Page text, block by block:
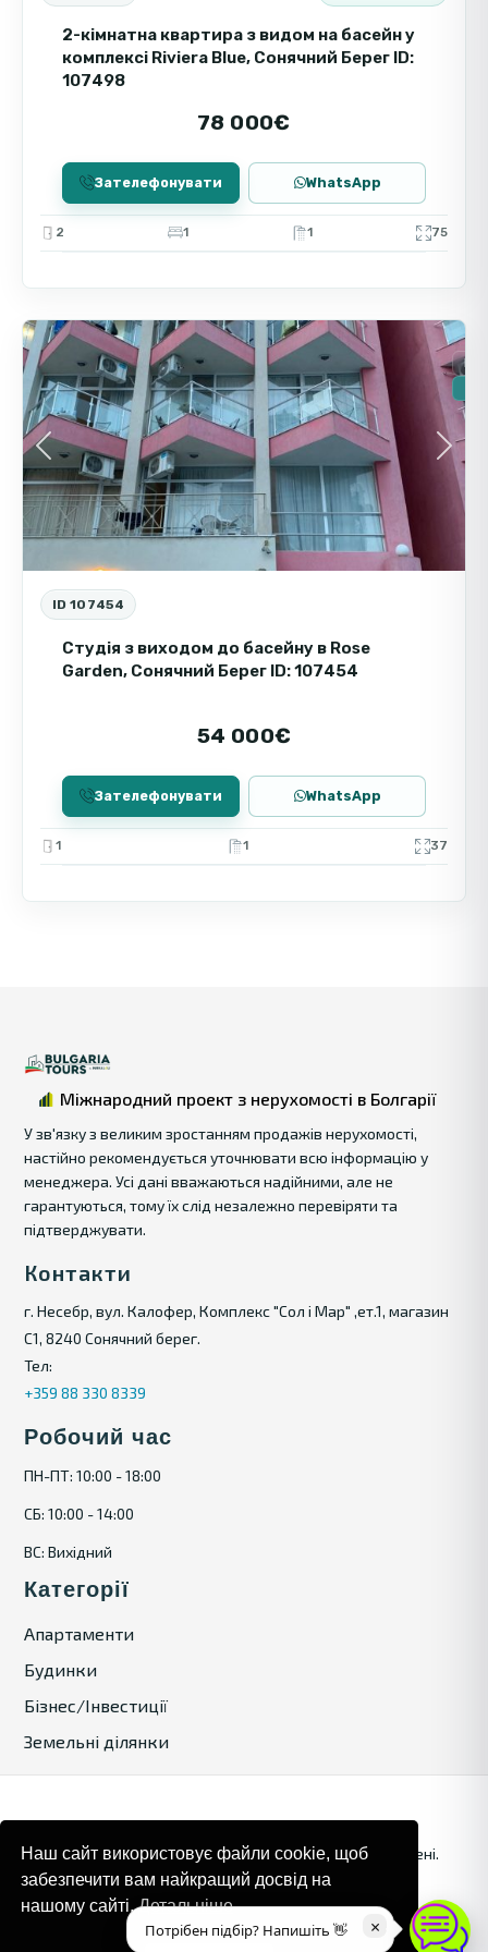
2-кімнатна квартира з видом на басейн у
комплексі Riviera Blue, Сонячний Берег ID:
107498
78 000€
Зателефонувати WhatsApp
2 1 1 75
Previous Next
ID 107454
Студія з виходом до басейну в Rose
Garden, Сонячний Берег ID: 107454
54 000€
Зателефонувати WhatsApp
1 1 37
Міжнародний проект з нерухомості в Болгарії
У зв'язку з великим зростанням продажів нерухомості,
настійно рекомендується уточнювати всю інформацію у
менеджера. Усі дані вважаються надійними, але не
гарантуються, тому їх слід незалежно перевіряти та
підтверджувати.
Контакти
г. Несебр, вул. Калофер, Комплекс "Сол і Мар" ,ет.1, магазин
С1, 8240 Сонячний берег.
Тел:
+359 88 330 8339
Робочий час
ПН-ПТ: 10:00 - 18:00
СБ: 10:00 - 14:00
ВС: Вихідний
Категорії
Апартаменти
Будинки
Бізнес/Інвестиції
Земельні ділянки
© 2024. Bulgaria Tours by Inrealr4u. Усі права захищені.
Карта сайтуПолітика конфіденційності
×
Потрібен підбір? Напишіть 👋
Наш сайт використовує файли cookie, щоб
забезпечити вам найкращий досвід на
нашому сайті.Детальніше